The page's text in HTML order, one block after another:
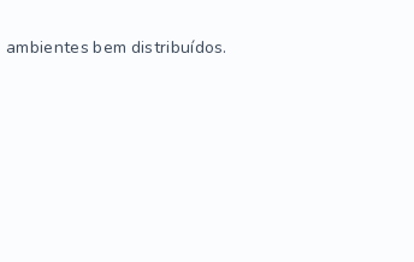
bem distribuídos.